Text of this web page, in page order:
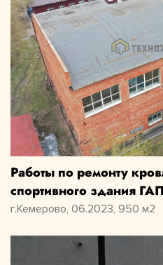
Работы по ремонту
спортивного здания
г.Кемерово, 06.2023, 950 м2